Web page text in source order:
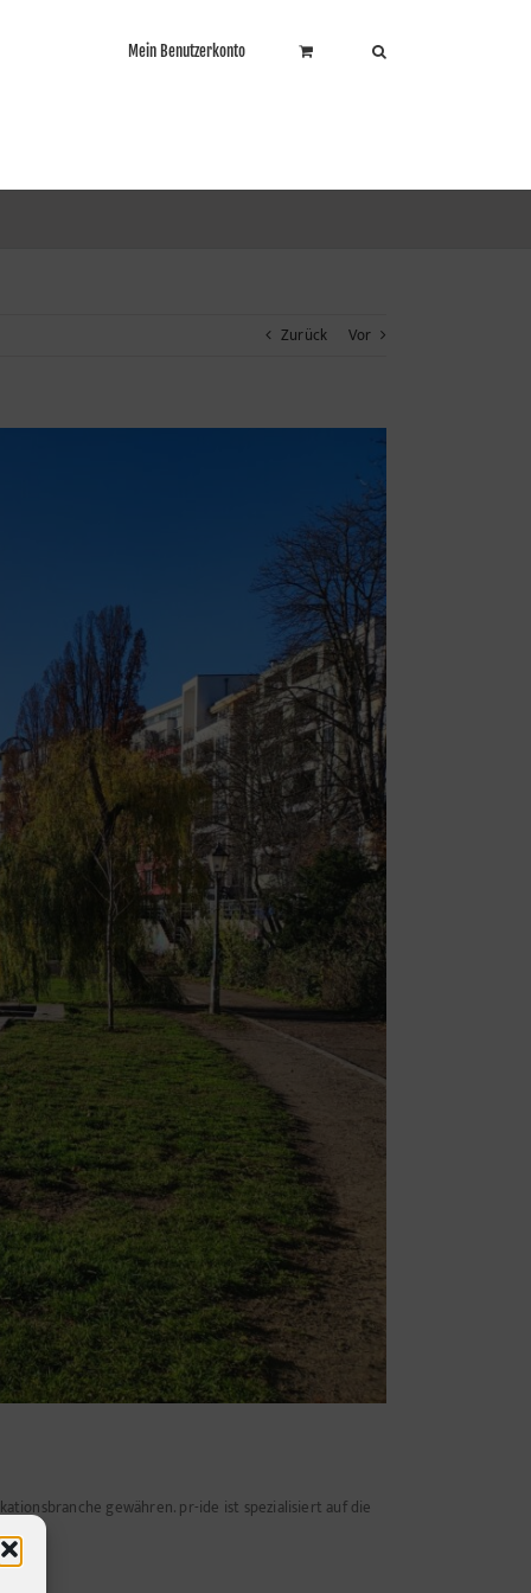
Mein Benutzerkonto
Zurück Vor
gewähren. pr-ide ist spezialisiert auf die